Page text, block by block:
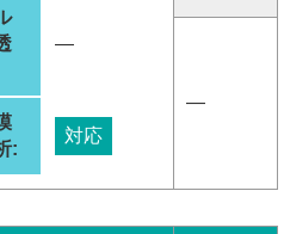
―
:
対応
―